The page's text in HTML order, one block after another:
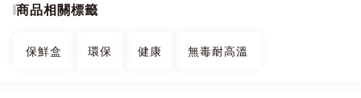
商品相關標籤
保鮮盒 環保 健康 無毒耐高溫